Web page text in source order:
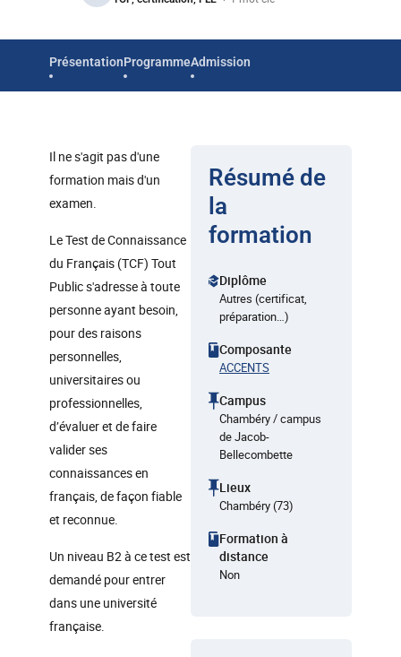
PrésentationProgrammeAdmission
Il ne s'agit pas d'une
formation mais d'un
examen.
Le Test de Connaissance
du Français (TCF) Tout
Public s'adresse à toute
personne ayant besoin,
pour des raisons
personnelles,
universitaires ou
professionnelles,
d’évaluer et de faire
valider ses
connaissances en
français, de façon fiable
et reconnue.
Un niveau B2 à ce test est
demandé pour entrer
dans une université
française.
Résumé de
la
formation
Diplôme
Autres (certificat,
préparation…)
Composante
ACCENTS
Campus
Chambéry / campus
de Jacob-
Bellecombette
Lieux
Chambéry (73)
Formation à
distance
Non